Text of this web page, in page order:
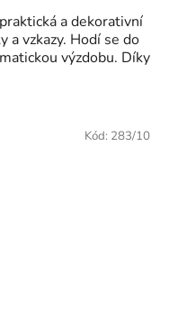
a dekorativní
a vzkazy. Hodí se do
výzdobu. Díky
Kód: 283/10